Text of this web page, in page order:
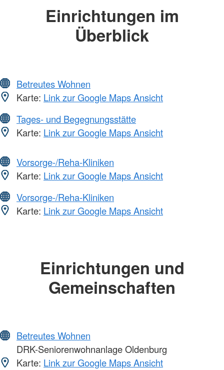
Einrichtungen im
Überblick
Betreutes Wohnen
Karte: Link zur Google Maps Ansicht
Tages- und Begegnungsstätte
Karte: Link zur Google Maps Ansicht
Vorsorge-/Reha-Kliniken
Karte: Link zur Google Maps Ansicht
Vorsorge-/Reha-Kliniken
Karte: Link zur Google Maps Ansicht
Einrichtungen und
Gemeinschaften
Betreutes Wohnen
DRK-Seniorenwohnanlage Oldenburg
Karte: Link zur Google Maps Ansicht